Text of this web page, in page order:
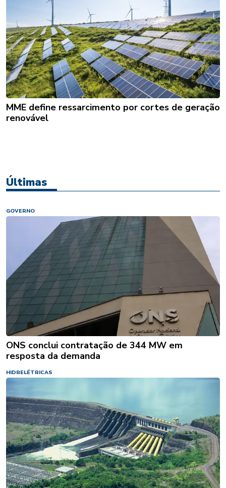
MME define ressarcimento por cortes de geração
renovável
Últimas
GOVERNO
ONS conclui contratação de 344 MW em
resposta da demanda
HIDRELÉTRICAS